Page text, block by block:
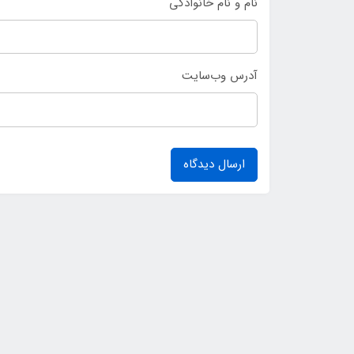
آدرس وب‌سایت
ارسال دیدگاه